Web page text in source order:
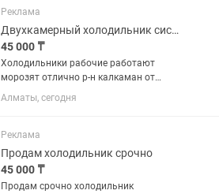
Реклама
Двухкамерный холодильник системы ноуфрост работает отлично
45 000 ₸
Холодильники рабочие работают
морозят отлично р-н калкаман от
45тыс и выше
Алматы, сегодня
Реклама
Продам холодильник срочно
45 000 ₸
Продам срочно холодильник